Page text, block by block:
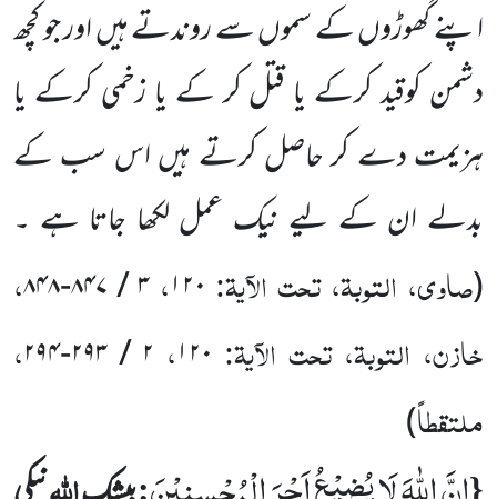
اپنے گھوڑوں کے سموں سے روندتے ہیں اور جو کچھ
دشمن کوقید کرکے یا قتل کر کے یا زخمی کرکے یا
ہزیمت دے کر حاصل کرتے ہیں اس سب کے
بدلے ان کے لیے نیک عمل لکھا جاتا ہے ۔
(صاوی، التوبۃ، تحت الآیۃ: ۱۲۰، ۳/۸۴۷-۸۴۸،
خازن، التوبۃ، تحت الآیۃ: ۱۲۰، ۲ /۲۹۳-۲۹۴،
ملتقطاً)